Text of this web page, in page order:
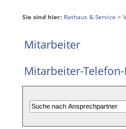
Sie sind hier: Rathaus & Service >
Mitarbeiter
Mitarbeiter-